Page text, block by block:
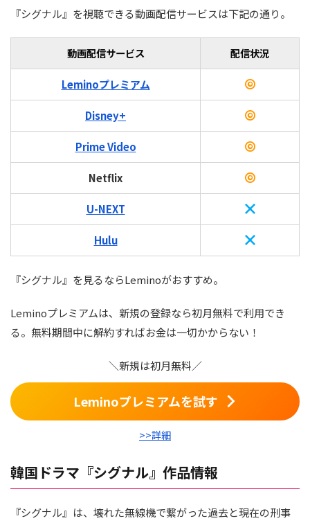
『シグナル』を視聴できる動画配信サービスは下記の通り。
動画配信サービス 配信状況
Leminoプレミアム
Disney+
Prime Video
Netflix
U-NEXT
Hulu
『シグナル』を見るならLeminoがおすすめ。
Leminoプレミアムは、新規の登録なら初月無料で利用でき
る。無料期間中に解約すればお金は一切かからない！
＼新規は初月無料／
Leminoプレミアムを試す
>>詳細
韓国ドラマ『シグナル』作品情報
『シグナル』は、壊れた無線機で繋がった過去と現在の刑事